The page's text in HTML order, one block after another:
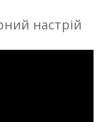
настрій